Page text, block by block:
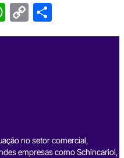
W
h
C
o
S
h
no setor comercial,
empresas como Schincariol,